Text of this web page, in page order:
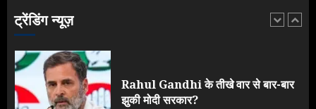
ट्रेंडिंग न्यूज़
1
Rahul Gandhi के तीखे वार से बार-बार
झुकी मोदी सरकार?